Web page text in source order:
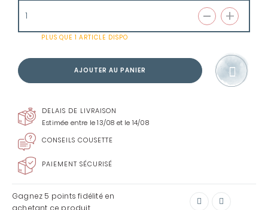
PLUS QUE 1 ARTICLE DISPO
AJOUTER AU PANIER
DELAIS DE LIVRAISON
Estimée entre le 13/08 et le 14/08
CONSEILS COUSETTE
PAIEMENT SÉCURISÉ
Gagnez 5 points fidélité en
achetant ce produit